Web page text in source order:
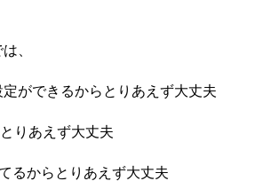
、
ができるからとりあえず大丈夫
りあえず大丈夫
るからとりあえず大丈夫